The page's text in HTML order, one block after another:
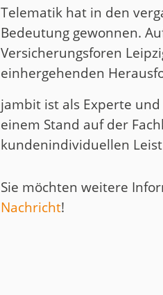
Telematik hat in den
Bedeutung gewonnen.
Versicherungsforen
einhergehenden
jambit ist als Experte
einem Stand auf der
kundenindividuellen
Sie möchten weitere
Nachricht!